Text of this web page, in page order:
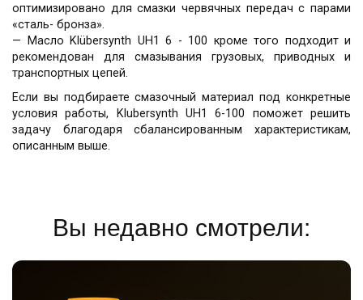
оптимизировано для смазки червячных передач с парами
«сталь- бронза».
— Масло Klübersynth UH1 6 - 100 кроме того подходит и
рекомендован для смазывания грузовых, приводных и
транспортных цепей.
Если вы подбираете смазочный материал под конкретные
условия работы, Klubersynth UH1 6-100 поможет решить
задачу благодаря сбалансированным характеристикам,
описанным выше.
Вы недавно смотрели: